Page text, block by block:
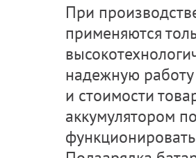
При
применяются
надежную
и стоимости
аккумулятором